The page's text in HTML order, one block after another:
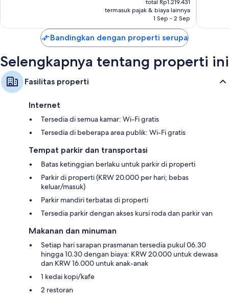
Lemari dan ruang baju, ruang duduk terpisah, dan Daur ulang
Rp1.108.574
total Rp1.219.431
termasuk pajak & biaya lainnya
1 Sep - 2 Sep
Bandingkan dengan properti serupa
Selengkapnya tentang properti ini
Fasilitas properti
Internet
Tersedia di semua kamar: Wi-Fi gratis
Tersedia di beberapa area publik: Wi-Fi gratis
Tempat parkir dan transportasi
Batas ketinggian berlaku untuk parkir di properti
Parkir di properti (KRW 20.000 per hari; bebas
keluar/masuk)
Parkir mandiri terbatas di properti
Tersedia parkir dengan akses kursi roda dan parkir van
Makanan dan minuman
Setiap hari sarapan prasmanan tersedia pukul 06.30
hingga 10.30 dengan biaya: KRW 20.000 untuk dewasa
dan KRW 16.000 untuk anak-anak
1 kedai kopi/kafe
2 restoran